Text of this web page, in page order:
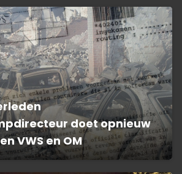
doet opnieuw
VWS en OM